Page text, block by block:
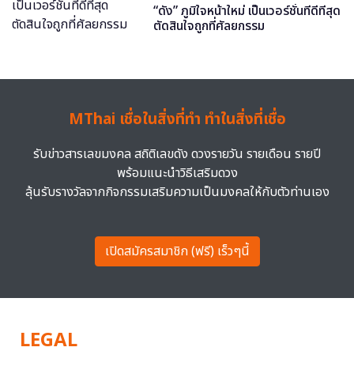
“ดัง” ภูมิใจหน้าใหม่ เป็นเวอร์ชั่นที่ดีที่สุด
ตัดสินใจถูกที่ศัลยกรรม
MThai เชื่อในสิ่งที่ทำ ทำในสิ่งที่เชื่อ
รับข่าวสารเลขมงคล สถิติเลขดัง ดวงรายวัน รายเดือน รายปี
พร้อมแนะนำวิธีเสริมดวง
ลุ้นรับรางวัลจากกิจกรรมเสริมความเป็นมงคลให้กับตัวท่านเอง
เปิดสมัครสมาชิก (ฟรี) เร็วๆนี้
LEGAL